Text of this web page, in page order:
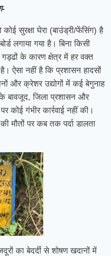
सुरक्षा घेरा (बाउंड्री/फेंसिंग) है
लगाया गया है। बिना किसी
के कारण क्षेत्र में हर वक्त
है। ऐसा नहीं है कि प्रशासन हादसों
और क्रेशर उद्योगों में कई बेगुनाह
बावजूद, जिला प्रशासन और
गंभीर कार्रवाई नहीं की।
मौतों पर कब तक पर्दा डालता
का बेदर्दी से शोषण खदानों में